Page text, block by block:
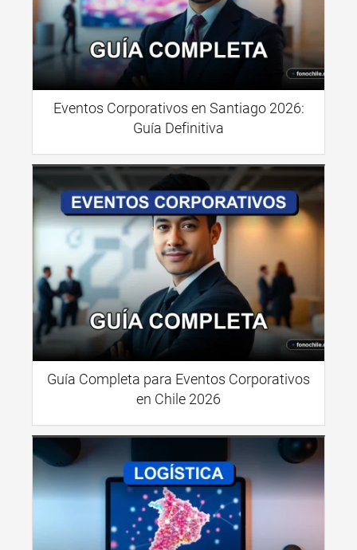
Eventos Corporativos en Santiago 2026:
Guía Definitiva
Guía Completa para Eventos Corporativos
en Chile 2026